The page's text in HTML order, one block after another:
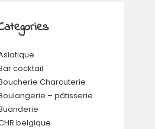
cocktail
Charcuterie
– pâtisserie
belgique